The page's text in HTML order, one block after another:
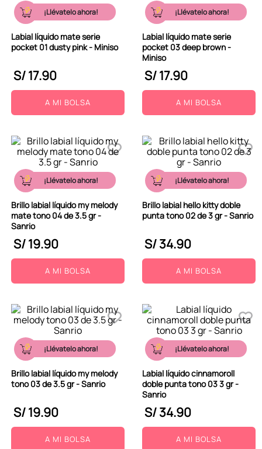
¡Llévatelo ahora!
Labial líquido mate serie
pocket 01 dusty pink - Miniso
S/17.90
A MI BOLSA
¡Llévatelo ahora!
Labial líquido mate serie
pocket 03 deep brown -
Miniso
S/17.90
A MI BOLSA
¡Llévatelo ahora!
Brillo labial líquido my melody
mate tono 04 de 3.5 gr -
Sanrio
S/19.90
A MI BOLSA
¡Llévatelo ahora!
Brillo labial hello kitty doble
punta tono 02 de 3 gr - Sanrio
S/34.90
A MI BOLSA
¡Llévatelo ahora!
Brillo labial líquido my melody
tono 03 de 3.5 gr - Sanrio
S/19.90
A MI BOLSA
¡Llévatelo ahora!
Labial líquido cinnamoroll
doble punta tono 03 3 gr -
Sanrio
S/34.90
A MI BOLSA
.
stitch
.
peluche
10. kuromi